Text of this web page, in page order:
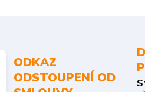
ODKAZ
ODSTOUPENÍ OD